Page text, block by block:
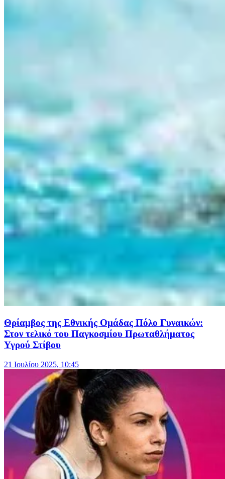
Θρίαμβος της Εθνικής Ομάδας Πόλο Γυναικών:
Στον τελικό του Παγκοσμίου Πρωταθλήματος
Υγρού Στίβου
21 Ιουλίου 2025, 10:45